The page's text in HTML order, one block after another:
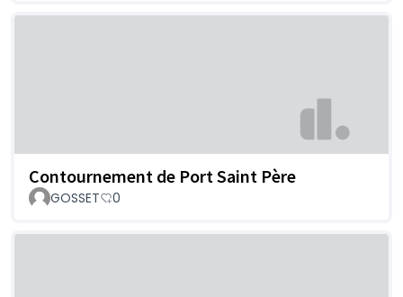
Contournement de Port Saint Père
GOSSET 0